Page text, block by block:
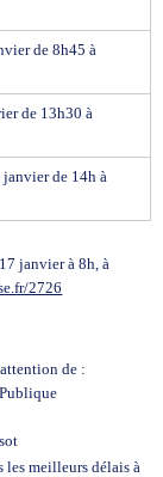
de 8h45 à
de 13h30 à
de 14h à
janvier à 8h, à
2726
de :
les meilleurs délais à